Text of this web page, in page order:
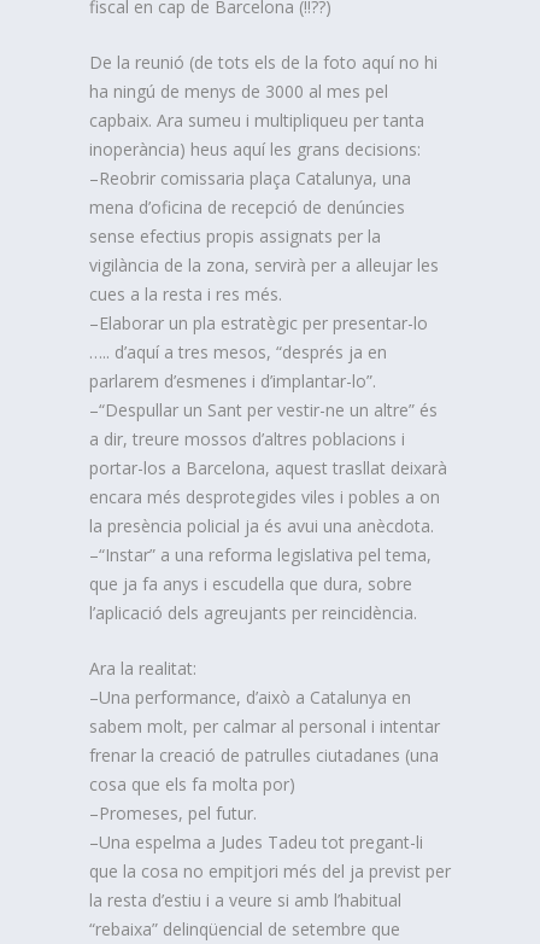
fiscal en cap de Barcelona (!!??)
De la reunió (de tots els de la foto aquí no hi
ha ningú de menys de 3000 al mes pel
capbaix. Ara sumeu i multipliqueu per tanta
inoperància) heus aquí les grans decisions:
–Reobrir comissaria plaça Catalunya, una
mena d’oficina de recepció de denúncies
sense efectius propis assignats per la
vigilància de la zona, servirà per a alleujar les
cues a la resta i res més.
–Elaborar un pla estratègic per presentar-lo
….. d’aquí a tres mesos, “després ja en
parlarem d’esmenes i d’implantar-lo”.
–“Despullar un Sant per vestir-ne un altre” és
a dir, treure mossos d’altres poblacions i
portar-los a Barcelona, aquest trasllat deixarà
encara més desprotegides viles i pobles a on
la presència policial ja és avui una anècdota.
–“Instar” a una reforma legislativa pel tema,
que ja fa anys i escudella que dura, sobre
l’aplicació dels agreujants per reincidència.
Ara la realitat:
–Una performance, d’això a Catalunya en
sabem molt, per calmar al personal i intentar
frenar la creació de patrulles ciutadanes (una
cosa que els fa molta por)
–Promeses, pel futur.
–Una espelma a Judes Tadeu tot pregant-li
que la cosa no empitjori més del ja previst per
la resta d’estiu i a veure si amb l’habitual
“rebaixa” delinqüencial de setembre que